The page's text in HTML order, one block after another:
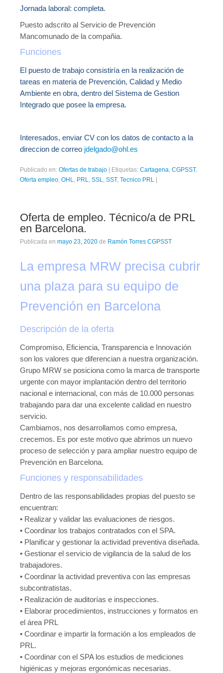
Jornada laboral: completa.
Puesto adscrito al Servicio de Prevención
Mancomunado de la compañia.
Funciones
El puesto de trabajo consistiría en la realización de
tareas en materia de Prevención, Calidad y Medio
Ambiente en obra, dentro del Sistema de Gestion
Integrado que posee la empresa.
Interesados, enviar CV con los datos de contacto a la
direccion de correo jdelgado@ohl.es
Publicado en: Ofertas de trabajo | Etiquetas: Cartagena CGPSST,
Oferta empleo OHL PRL SSL SST, Tecnico PRL |
Oferta de empleo. Técnico/a de PRL
en Barcelona.
Publicada en mayo 23, 2020 de Ramón Torres CGPSST
La empresa MRW precisa cubrir
una plaza para su equipo de
Prevención en Barcelona
Descripción de la oferta
Compromiso, Eficiencia, Transparencia e Innovación
son los valores que diferencian a nuestra organización.
Grupo MRW se posiciona como la marca de transporte
urgente con mayor implantación dentro del territorio
nacional e internacional, con más de 10.000 personas
trabajando para dar una excelente calidad en nuestro
servicio.
Cambiamos, nos desarrollamos como empresa,
crecemos. Es por este motivo que abrimos un nuevo
proceso de selección y para ampliar nuestro equipo de
Prevención en Barcelona.
Funciones y responsabilidades
Dentro de las responsabilidades propias del puesto se
encuentran:
• Realizar y validar las evaluaciones de riesgos.
• Coordinar los trabajos contratados con el SPA.
• Planificar y gestionar la actividad preventiva diseñada.
• Gestionar el servicio de vigilancia de la salud de los
trabajadores.
• Coordinar la actividad preventiva con las empresas
subcontratistas.
• Realización de auditorías e inspecciones.
• Elaborar procedimientos, instrucciones y formatos en
el área PRL
• Coordinar e impartir la formación a los empleados de
PRL.
• Coordinar con el SPA los estudios de mediciones
higiénicas y mejoras ergonómicas necesarias.